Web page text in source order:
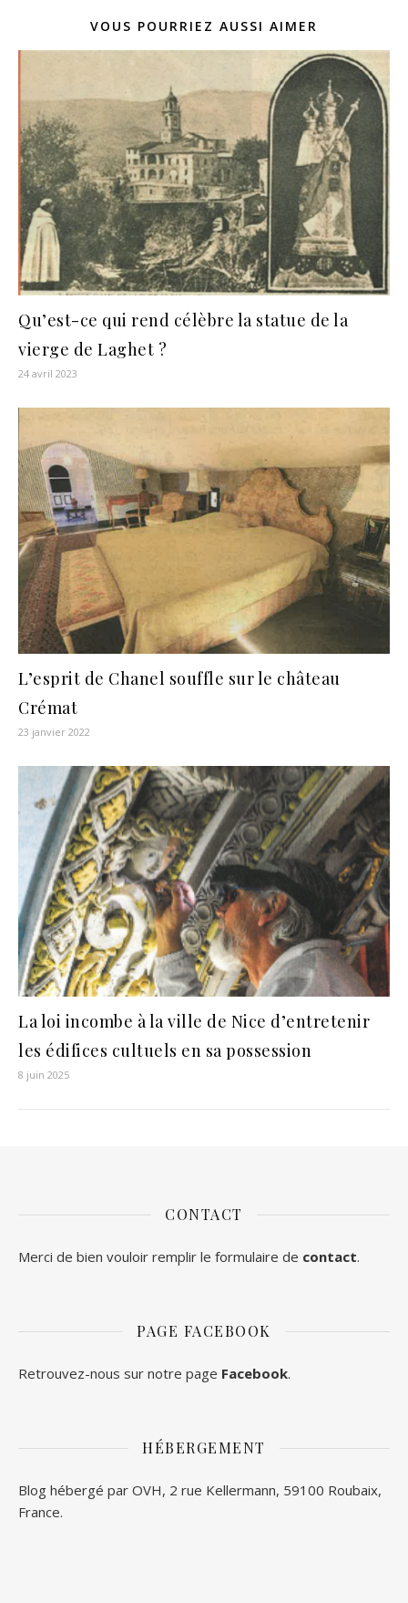
VOUS POURRIEZ AUSSI AIMER
Qu’est-ce qui rend célèbre la statue de la
vierge de Laghet ?
24 avril 2023
L’esprit de Chanel souffle sur le château
Crémat
23 janvier 2022
La loi incombe à la ville de Nice d’entretenir
les édifices cultuels en sa possession
8 juin 2025
CONTACT
Merci de bien vouloir remplir le formulaire de contact.
PAGE FACEBOOK
Retrouvez-nous sur notre page Facebook.
HÉBERGEMENT
Blog hébergé par OVH, 2 rue Kellermann, 59100 Roubaix,
France.